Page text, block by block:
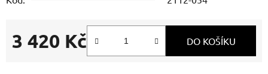
3 420 Kč DO KOŠÍKU